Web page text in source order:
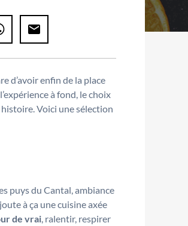
d’avoir enfin de la place
à fond, le choix
histoire. Voici une sélection
puys du Cantal, ambiance
à ça une cuisine axée
de vrai, ralentir, respirer